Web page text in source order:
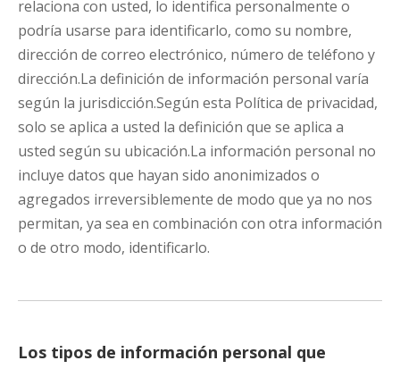
relaciona con usted, lo identifica personalmente o
podría usarse para identificarlo, como su nombre,
dirección de correo electrónico, número de teléfono y
dirección.La definición de información personal varía
según la jurisdicción.Según esta Política de privacidad,
solo se aplica a usted la definición que se aplica a
usted según su ubicación.La información personal no
incluye datos que hayan sido anonimizados o
agregados irreversiblemente de modo que ya no nos
permitan, ya sea en combinación con otra información
o de otro modo, identificarlo.
Los tipos de información personal que